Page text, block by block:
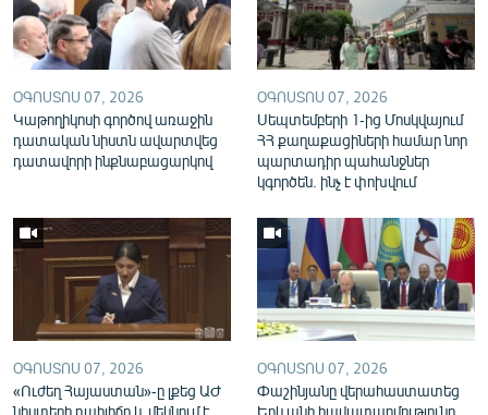
ՀԵՏԵՎԵՔ ՄԵԶ
«Ազատության» բոլոր կայքերը
ՕԳՈՍՏՈՍ 07, 2026
Կաթողիկոսի գործով առաջին
դատական նիստն ավարտվեց
դատավորի ինքնաբացարկով
ՕԳՈՍՏՈՍ 07, 2026
Սեպտեմբերի 1-ից Մոսկվայում
ՀՀ քաղաքացիների համար նոր
պարտադիր պահանջներ
կգործեն. ինչ է փոխվում
ՕԳՈՍՏՈՍ 07, 2026
«Ուժեղ Հայաստան»-ը լքեց ԱԺ
նիստերի դահլիճը և մեկնում է
ՕԳՈՍՏՈՍ 07, 2026
Փաշինյանը վերահաստատեց
Երևանի հավատարմությունը